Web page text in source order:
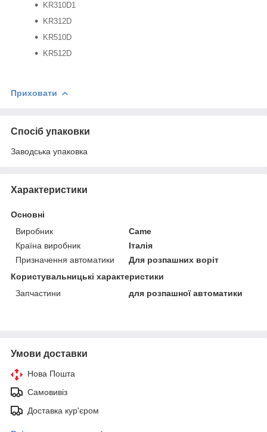
KR310D1
KR312D
KR510D
KR512D
Приховати
Спосіб упаковки
Заводська упаковка
Характеристики
Основні
Виробник
Came
Країна виробник
Італія
Призначення автоматики
Для розпашних воріт
Користувальницькі характеристики
Запчастини
для розпашної автоматики
Умови доставки
Нова Пошта
Самовивіз
Доставка кур'єром